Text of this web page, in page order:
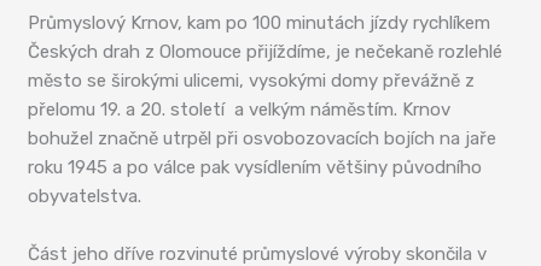
Průmyslový Krnov, kam po 100 minutách jízdy rychlíkem
Českých drah z Olomouce přijíždíme, je nečekaně rozlehlé
město se širokými ulicemi, vysokými domy převážně z
přelomu 19. a 20. století a velkým náměstím. Krnov
bohužel značně utrpěl při osvobozovacích bojích na jaře
roku 1945 a po válce pak vysídlením většiny původního
obyvatelstva.
Část jeho dříve rozvinuté průmyslové výroby skončila v